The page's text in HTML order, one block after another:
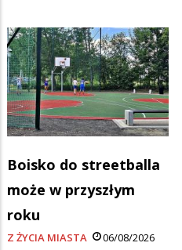
Boisko do streetballa
może w przyszłym
roku
Z ŻYCIA MIASTA 06/08/2026